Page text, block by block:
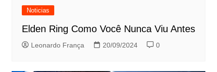
Noticias
Elden Ring Como Você Nunca Viu Antes
Leonardo França 20/09/2024 0